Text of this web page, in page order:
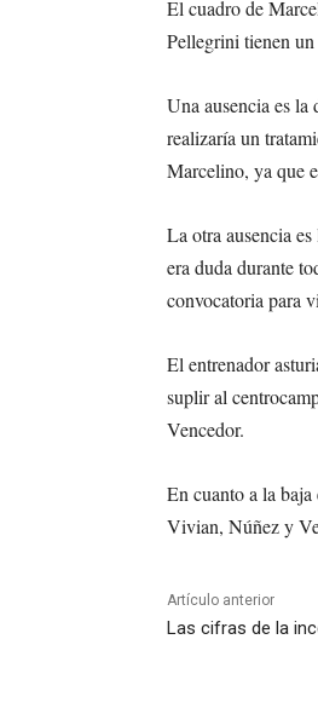
El cuadro de
Pellegrini tienen
Una ausencia es
realizaría un
Marcelino, ya que
La otra ausencia
era duda durante
convocatoria para
El entrenador
suplir al
Vencedor.
En cuanto a la
Vivian, Núñez y
Artículo anterior
Las cifras de la